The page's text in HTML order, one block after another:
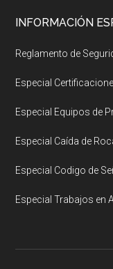
INFORMACIÓN
Reglamento de
Especial
Especial Equipos de
Especial Caída de
Especial Codigo de
Especial Trabajos en